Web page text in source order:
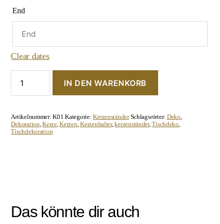
End
Clear dates
StabkerzenständerIN DEN WARENKORB
Artikelnummer:K01 Kategorie:Kerzenständer Schlagwörter: Deko
Dekoration ,Kerze,Kerzen ,Kerzenhalter,kerzenständer,Tischdeko
Tischdekoration
Das könnte dir auch